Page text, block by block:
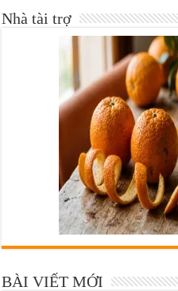
Nhà tài trợ
BÀI VIẾT MỚI